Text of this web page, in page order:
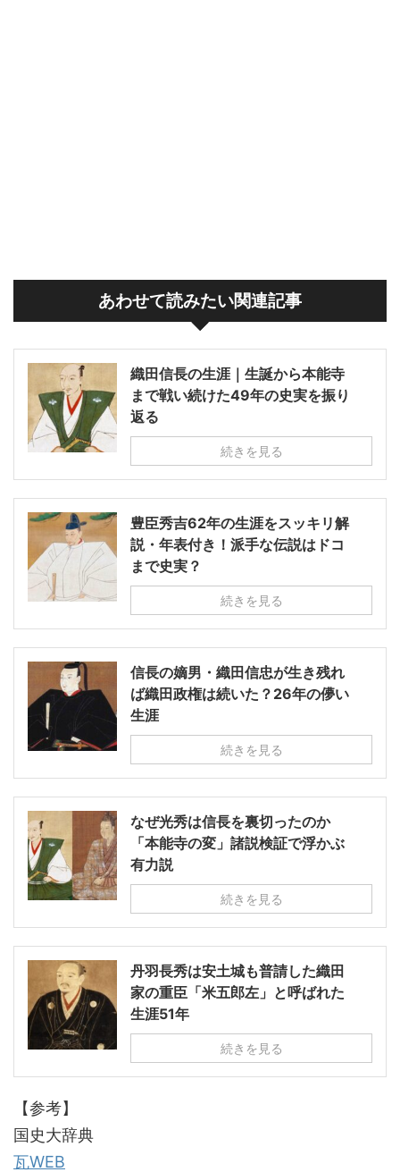
あわせて読みたい関連記事
織田信長の生涯｜生誕から本能寺
まで戦い続けた49年の史実を振り
返る
続きを見る
豊臣秀吉62年の生涯をスッキリ解
説・年表付き！派手な伝説はドコ
まで史実？
続きを見る
信長の嫡男・織田信忠が生き残れ
ば織田政権は続いた？26年の儚い
生涯
続きを見る
なぜ光秀は信長を裏切ったのか
「本能寺の変」諸説検証で浮かぶ
有力説
続きを見る
丹羽長秀は安土城も普請した織田
家の重臣「米五郎左」と呼ばれた
生涯51年
続きを見る
【参考】
国史大辞典
瓦WEB